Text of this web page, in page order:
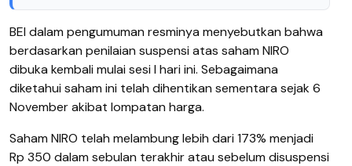
BEI dalam pengumuman resminya menyebutkan bahwa
berdasarkan penilaian suspensi atas saham NIRO
dibuka kembali mulai sesi I hari ini. Sebagaimana
diketahui saham ini telah dihentikan sementara sejak 6
November akibat lompatan harga.
Saham NIRO telah melambung lebih dari 173% menjadi
Rp 350 dalam sebulan terakhir atau sebelum disuspensi